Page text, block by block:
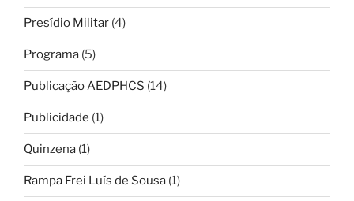
Presídio Militar (4)
Programa (5)
Publicação AEDPHCS (14)
Publicidade (1)
Quinzena (1)
Rampa Frei Luís de Sousa (1)